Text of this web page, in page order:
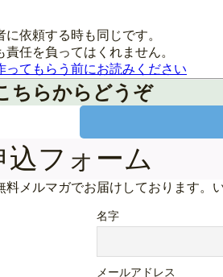
依頼する時も同じです。
任を負ってはくれません。
ってもらう前にお読みください
ちらからどうぞ
込フォーム
料メルマガでお届けしております。
名字
メールアドレス